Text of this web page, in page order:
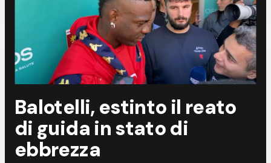
Balotelli, estinto il reato
di guida in stato di
ebbrezza